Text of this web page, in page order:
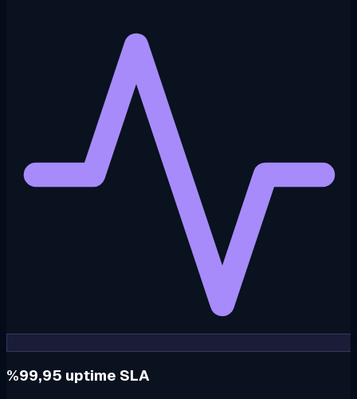
%99,95 uptime SLA